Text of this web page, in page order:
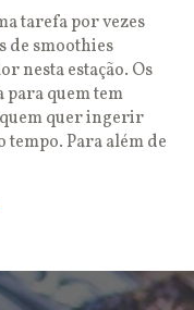
tarefa por vezes
de smoothies
nesta estação. Os
para quem tem
quer ingerir
Para além de